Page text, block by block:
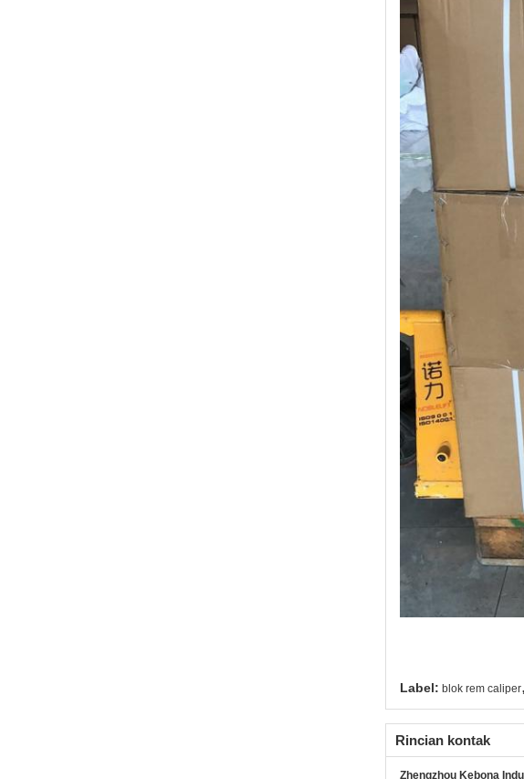
Label: blok rem caliper,
Rincian kontak
Zhengzhou Kebona